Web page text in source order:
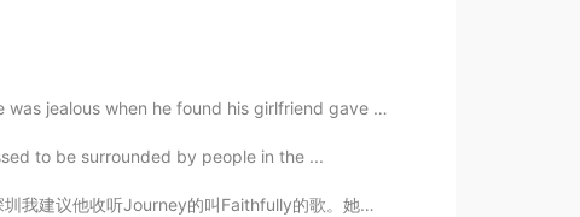
when he found his girlfriend gave her num...
to be surrounded by people in the ...
她听一下说她听过那首歌的粤语版说歌手不在世。 我平时很少听有名的西方...